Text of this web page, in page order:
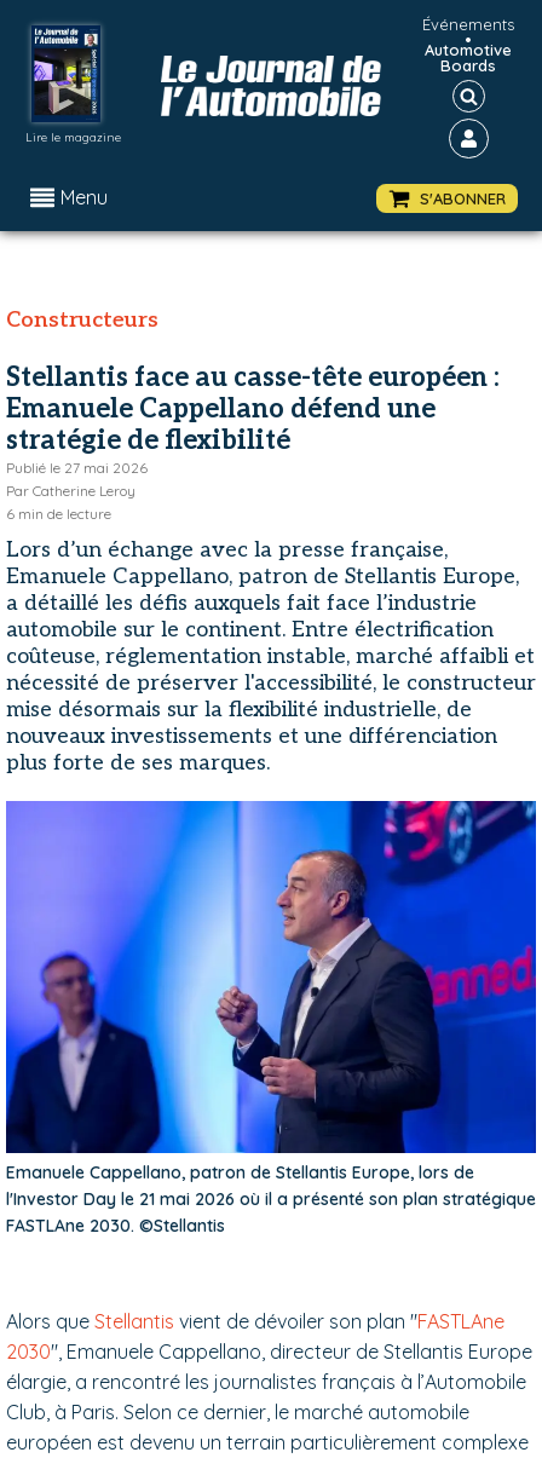
Lire le magazine
Événements
•
Automotive
Boards
Menu S'ABONNER
Constructeurs
Stellantis face au casse-tête européen :
Emanuele Cappellano défend une
stratégie de flexibilité
Publié le 27 mai 2026
Par Catherine Leroy
6 min de lecture
Lors d’un échange avec la presse française,
Emanuele Cappellano, patron de Stellantis Europe,
a détaillé les défis auxquels fait face l’industrie
automobile sur le continent. Entre électrification
coûteuse, réglementation instable, marché affaibli et
nécessité de préserver l'accessibilité, le constructeur
mise désormais sur la flexibilité industrielle, de
nouveaux investissements et une différenciation
plus forte de ses marques.
Emanuele Cappellano, patron de Stellantis Europe, lors de
l'Investor Day le 21 mai 2026 où il a présenté son plan stratégique
FASTLAne 2030. ©Stellantis
Alors que Stellantis vient de dévoiler son plan "FASTLAne
2030", Emanuele Cappellano, directeur de Stellantis Europe
élargie, a rencontré les journalistes français à l’Automobile
Club, à Paris. Selon ce dernier, le marché automobile
européen est devenu un terrain particulièrement complexe